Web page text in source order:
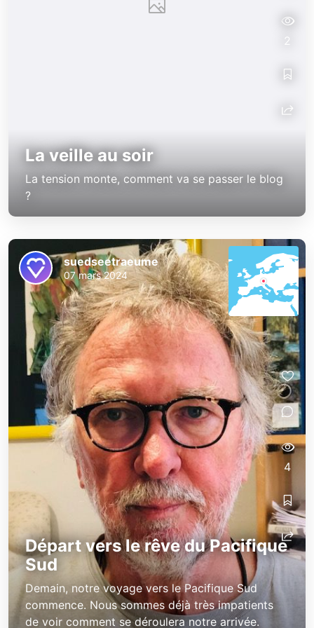
La veille au soir
La tension monte, comment va se passer le blog
?
2
Départ vers le rêve du Pacifique
Sud
Demain, notre voyage vers le Pacifique Sud
commence. Nous sommes déjà très impatients
de voir comment se déroulera notre arrivée.
suedseetraeume
07 mars 2024
4